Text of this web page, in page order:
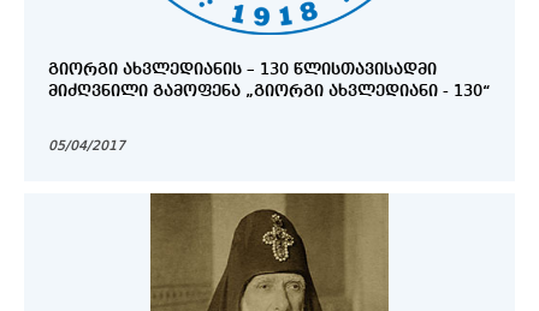
ᲒᲘᲝᲠᲒᲘ ᲐᲮᲕᲚᲔᲓᲘᲐᲜᲘᲡ – 130 ᲬᲚᲘᲡᲗᲐᲕᲘᲡᲐᲓᲛᲘ
ᲛᲘᲫᲦᲕᲜᲘᲚᲘ ᲒᲐᲛᲝᲤᲔᲜᲐ „ᲒᲘᲝᲠᲒᲘ ᲐᲮᲕᲚᲔᲓᲘᲐᲜᲘ - 130“
05/04/2017